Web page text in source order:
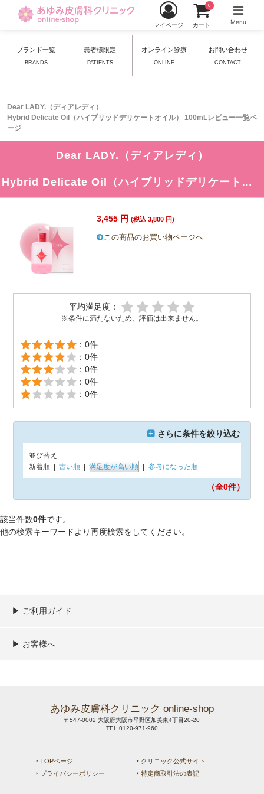
ブランド一覧
BRANDS
患者様限定
PATIENTS
オンライン診療
ONLINE
お問い合わせ
CONTACT
Dear LADY.（ディアレディ）
Hybrid Delicate Oil（ハイブリッドデリケートオイル） 100mLレビュー一覧ペ
ージ
マイページ カート
0
Menu
Dear LADY.（ディアレディ）
Hybrid Delicate Oil（ハイブリッドデリケートオイル） 100mL
3,455 円 (税込 3,800 円)
この商品のお買い物ページへ
平均満足度：
※条件に満たないため、評価は出来ません。
：0件
：0件
：0件
：0件
：0件
さらに条件を絞り込む
並び替え
新着順
古い順 満足度が高い順 参考になった順
（全0件）
該当件数0件です。
他の検索キーワードより再度検索をしてください。
▶︎ ご利用ガイド
ご利用ガイド
決済／配送／送料について
取り扱い商品一覧
顧客情報の取扱について
特定商取引法の表記
▶︎ お客様へ
あゆみ皮膚科クリニック online-shop
〒547-0002 大阪府大阪市平野区加美東4丁目20-20
TEL.0120-971-960
‣ TOPページ
‣ クリニック公式サイト
‣ プライバシーポリシー
‣ 特定商取引法の表記